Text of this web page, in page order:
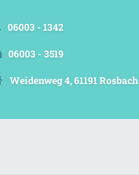
06003 - 1342
06003 - 3519
Weidenweg 4, 61191 Rosbach